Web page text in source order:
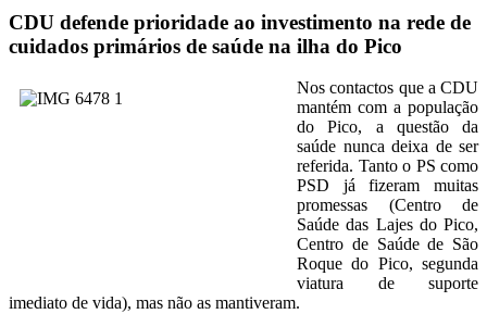
CDU defende prioridade ao investimento na rede de
cuidados primários de saúde na ilha do Pico
Nos contactos que a CDU
mantém com a população
do Pico, a questão da
saúde nunca deixa de ser
referida. Tanto o PS como
PSD já fizeram muitas
promessas (Centro de
Saúde das Lajes do Pico,
Centro de Saúde de São
Roque do Pico, segunda
viatura de suporte
imediato de vida), mas não as mantiveram.